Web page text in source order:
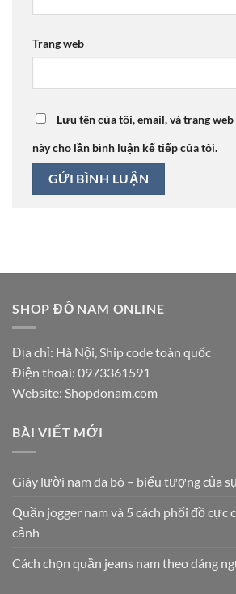
Trang web
Lưu tên của tôi, email, và trang
này cho lần bình luận kế tiếp của tôi.
SHOP ĐỒ NAM ONLINE
Địa chỉ: Hà Nội, Ship code toàn quốc
Điện thoại: 0973361591
Website: Shopdonam.com
BÀI VIẾT MỚI
Giày lười nam da bò – biểu tượng của
Quần jogger nam và 5 cách phối đồ cực
cảnh
Cách chọn quần jeans nam theo dáng